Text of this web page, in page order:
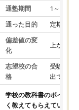
通塾期間 1～3ヵ月
通った目的 定期テス
偏差値の変
化
上がった
志望校の合
格
受験して
出ていな
学校の教科書のポイント
く教えてもらえている